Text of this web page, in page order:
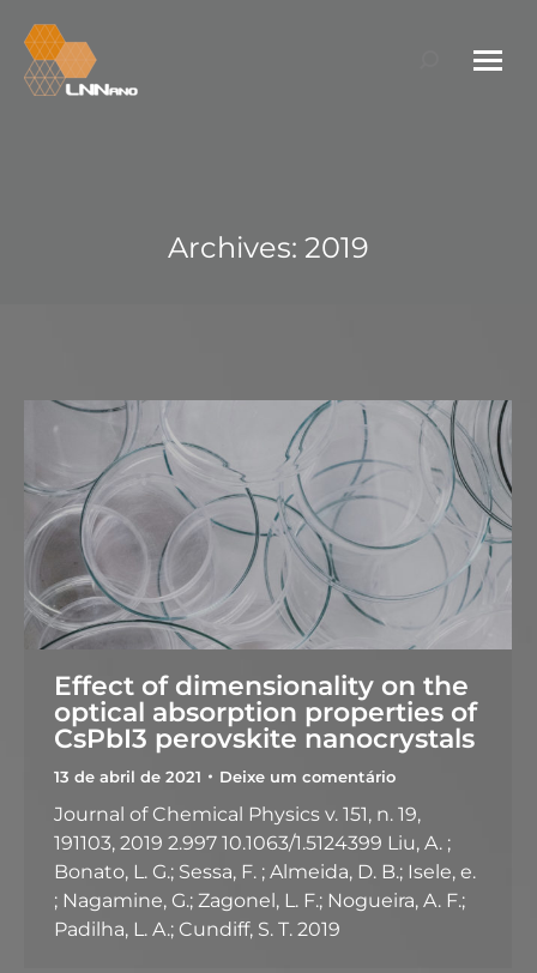
Search:
Archives: 2019
Effect of dimensionality on the
optical absorption properties of
CsPbI3 perovskite nanocrystals
13 de abril de 2021 Deixe um comentário
Journal of Chemical Physics v. 151, n. 19,
191103, 2019 2.997 10.1063/1.5124399 Liu, A. ;
Bonato, L. G.; Sessa, F. ; Almeida, D. B.; Isele, e.
; Nagamine, G.; Zagonel, L. F.; Nogueira, A. F.;
Padilha, L. A.; Cundiff, S. T. 2019